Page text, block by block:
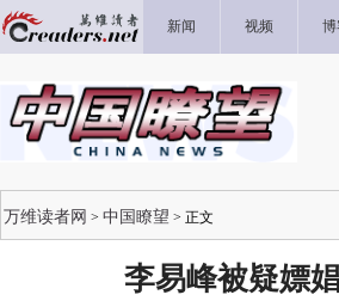
新闻 视频
万维读者网 > 中国瞭望 > 正文
李易峰被疑嫖